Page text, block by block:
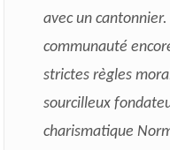
avec un cantonnier.
communauté
strictes règles
sourcilleux
charismatique